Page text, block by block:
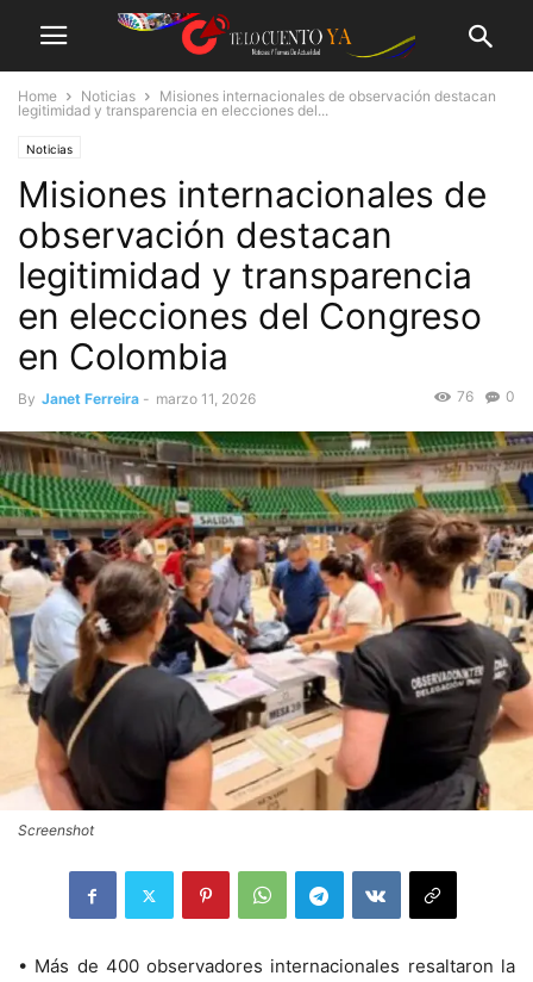
Home Noticias
Misiones internacionales de observación destacan
legitimidad y transparencia en elecciones del...
Noticias
Misiones internacionales de
observación destacan
legitimidad y transparencia
en elecciones del Congreso
en Colombia
By Janet Ferreira - marzo 11, 2026 0
76
Screenshot
• Más de 400 observadores internacionales resaltaron la